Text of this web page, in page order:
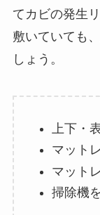
てカビの発生
敷いていても
しょう。
上下・
マット
マット
掃除機